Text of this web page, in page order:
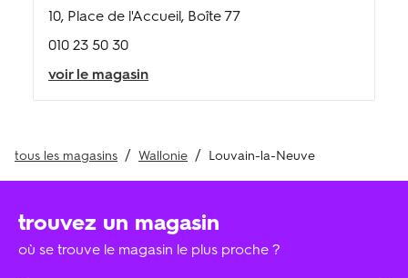
carte HEMA extra
10, Place de l'Accueil, Boîte 77
010 23 50 30
voir le magasin
tous les magasins Wallonie Louvain-la-Neuve
trouvez un magasin
où se trouve le magasin le plus proche ?